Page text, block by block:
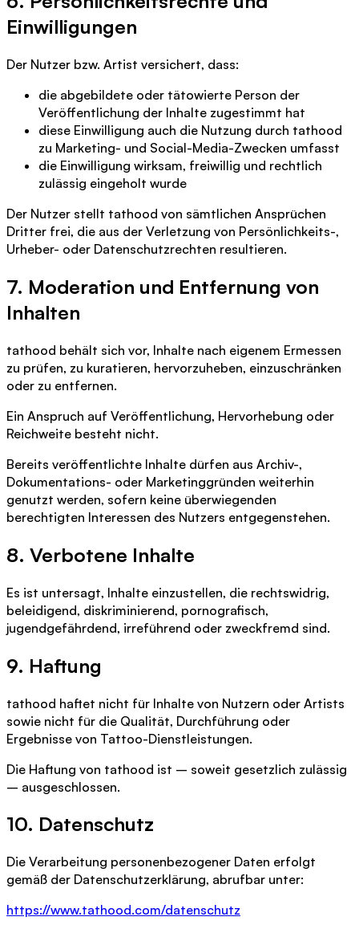
Einwilligungen
Der Nutzer bzw. Artist versichert, dass:
die abgebildete oder tätowierte Person der
Veröffentlichung der Inhalte zugestimmt hat
diese Einwilligung auch die Nutzung durch tathood
zu Marketing- und Social-Media-Zwecken umfasst
die Einwilligung wirksam, freiwillig und rechtlich
zulässig eingeholt wurde
Der Nutzer stellt tathood von sämtlichen Ansprüchen
Dritter frei, die aus der Verletzung von Persönlichkeits-,
Urheber- oder Datenschutzrechten resultieren.
7. Moderation und Entfernung von
Inhalten
tathood behält sich vor, Inhalte nach eigenem Ermessen
zu prüfen, zu kuratieren, hervorzuheben, einzuschränken
oder zu entfernen.
Ein Anspruch auf Veröffentlichung, Hervorhebung oder
Reichweite besteht nicht.
Bereits veröffentlichte Inhalte dürfen aus Archiv-,
Dokumentations- oder Marketinggründen weiterhin
genutzt werden, sofern keine überwiegenden
berechtigten Interessen des Nutzers entgegenstehen.
8. Verbotene Inhalte
Es ist untersagt, Inhalte einzustellen, die rechtswidrig,
beleidigend, diskriminierend, pornografisch,
jugendgefährdend, irreführend oder zweckfremd sind.
9. Haftung
tathood haftet nicht für Inhalte von Nutzern oder Artists
sowie nicht für die Qualität, Durchführung oder
Ergebnisse von Tattoo-Dienstleistungen.
Die Haftung von tathood ist – soweit gesetzlich zulässig
– ausgeschlossen.
10. Datenschutz
Die Verarbeitung personenbezogener Daten erfolgt
gemäß der Datenschutzerklärung, abrufbar unter:
https://www.tathood.com/datenschutz